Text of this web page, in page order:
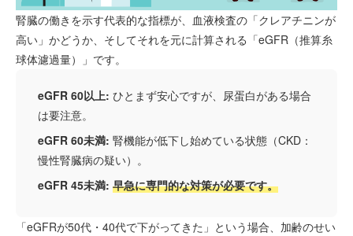
腎臓の働きを示す代表的な指標が、血液検査の「クレアチニンが
高い」かどうか、そしてそれを元に計算される「eGFR（推算糸
球体濾過量）」です。
eGFR 60以上: ひとまず安心ですが、尿蛋白がある場合
は要注意。
eGFR 60未満: 腎機能が低下し始めている状態（CKD：
慢性腎臓病の疑い）。
eGFR 45未満: 早急に専門的な対策が必要です。
「eGFRが50代・40代で下がってきた」という場合、加齢のせい